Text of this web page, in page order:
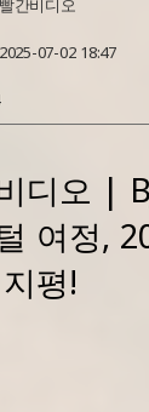
빨간비디오
2025-07-02 18:47
디오 |
여정,
평!